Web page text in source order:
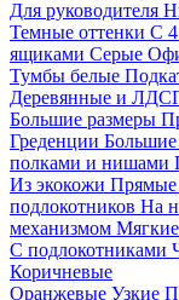
Для руководителя
Темные оттенки С
ящиками Серые
Тумбы белые
Деревянные и
Большие размеры
Греденции
полками и нишами
Из экокожи Прямые
подлокотников На
механизмом Мягкие
С подлокотниками
Коричневые
Оранжевые Узкие